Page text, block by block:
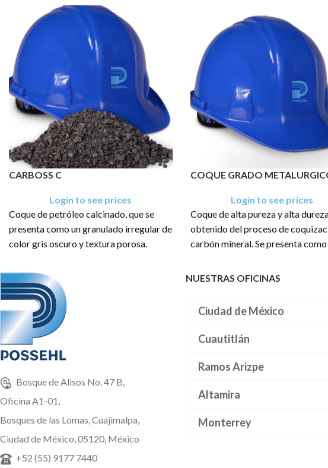
CARBOSS C
Login to see prices
Coque de petróleo calcinado, que se
presenta como un granulado irregular de
color gris oscuro y textura porosa.
sacos de: 10 Kg, 22Kg, 25 Kg, 300 Kg,
900 Kg, 1 TM/BB
COQUE GRADO
Login to see prices
Coque de alta pureza y alta
obtenido del proceso de
carbón mineral. Se presenta como
El producto tiene una presentación
TM, 1.250 TM, Granel
Bosque de Alisos No. 47 B,
Oficina A1-01,
Bosques de las Lomas, Cuajimalpa,
Ciudad de México, 05120, México
+52 (55) 9177 7440
NUESTRAS OFICINAS
Ciudad de México
Cuautitlán
Ramos Arizpe
Altamira
Monterrey